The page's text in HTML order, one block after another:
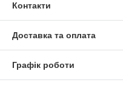
Контакти
Доставка та оплата
Графік роботи